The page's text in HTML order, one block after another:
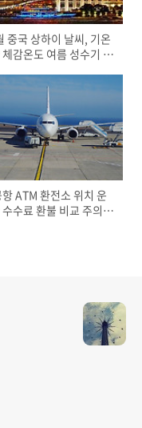
중국 상하이 날씨, 기온
감온도 여름 성수기 옷
ATM 환전소 위치 운
수료 환불 비교 주의사